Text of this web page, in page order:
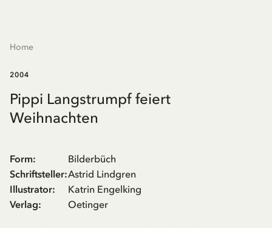
Home
2004
Pippi Langstrumpf feiert
Weihnachten
Form:
Bilderbüch
Schriftsteller:Astrid Lindgren
Illustrator:
Katrin Engelking
Verlag: Oetinger